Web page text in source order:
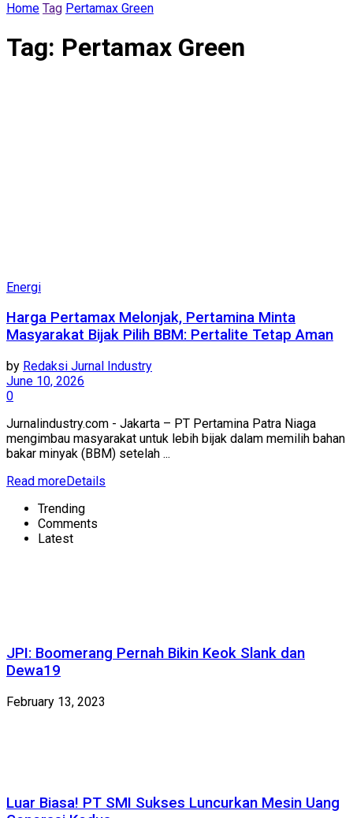
Home Tag Pertamax Green
Tag: Pertamax Green
Energi
Harga Pertamax Melonjak, Pertamina Minta
Masyarakat Bijak Pilih BBM: Pertalite Tetap Aman
by Redaksi Jurnal Industry
June 10, 2026
0
Jurnalindustry.com - Jakarta – PT Pertamina Patra Niaga
mengimbau masyarakat untuk lebih bijak dalam memilih bahan
bakar minyak (BBM) setelah ...
Read moreDetails
Trending
Comments
Latest
JPI: Boomerang Pernah Bikin Keok Slank dan
Dewa19
February 13, 2023
Luar Biasa! PT SMI Sukses Luncurkan Mesin Uang